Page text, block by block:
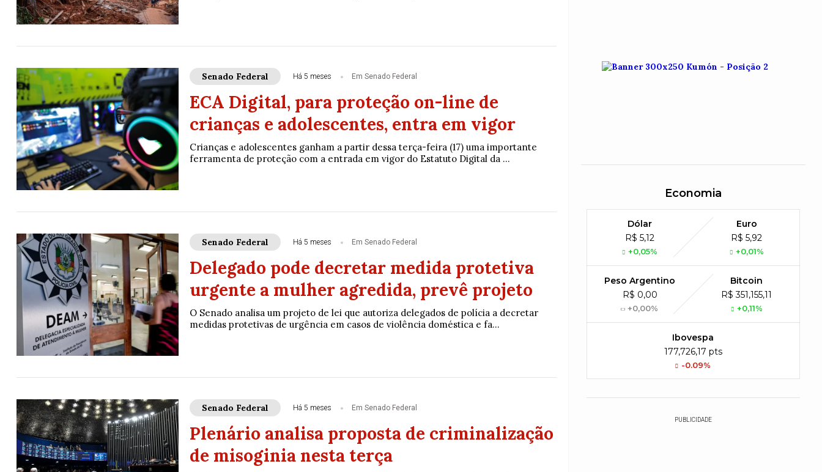
Senado Federal Há 5 meses Em Senado Federal
ECA Digital, para proteção on-line de
crianças e adolescentes, entra em vigor
Crianças e adolescentes ganham a partir dessa terça-feira (17) uma importante
ferramenta de proteção com a entrada em vigor do Estatuto Digital da ...
Senado Federal Há 5 meses Em Senado Federal
Delegado pode decretar medida protetiva
urgente a mulher agredida, prevê projeto
O Senado analisa um projeto de lei que autoriza delegados de polícia a decretar
medidas protetivas de urgência em casos de violência doméstica e fa...
Senado Federal Há 5 meses Em Senado Federal
Plenário analisa proposta de criminalização
de misoginia nesta terça
Economia
Dólar
R$ 5,12
+0,05%
Euro
R$ 5,92
+0,01%
Peso Argentino
R$ 0,00
+0,00%
Bitcoin
R$ 351,155,11
+0,11%
Ibovespa
177,726,17 pts
-0.09%
PUBLICIDADE